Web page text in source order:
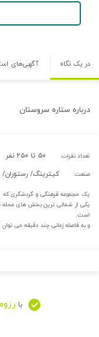
در یک نگاه آگهی‌های
درباره ستاره سروستان
تعداد نفرات: ۵۰ تا ۲۵۰ نفر
صنعت: کیترینگ/ رستوران/
یکی از شمالی ترین بخش های محله
است.
و به فاصله زمانی چند دقیقه می توان
با